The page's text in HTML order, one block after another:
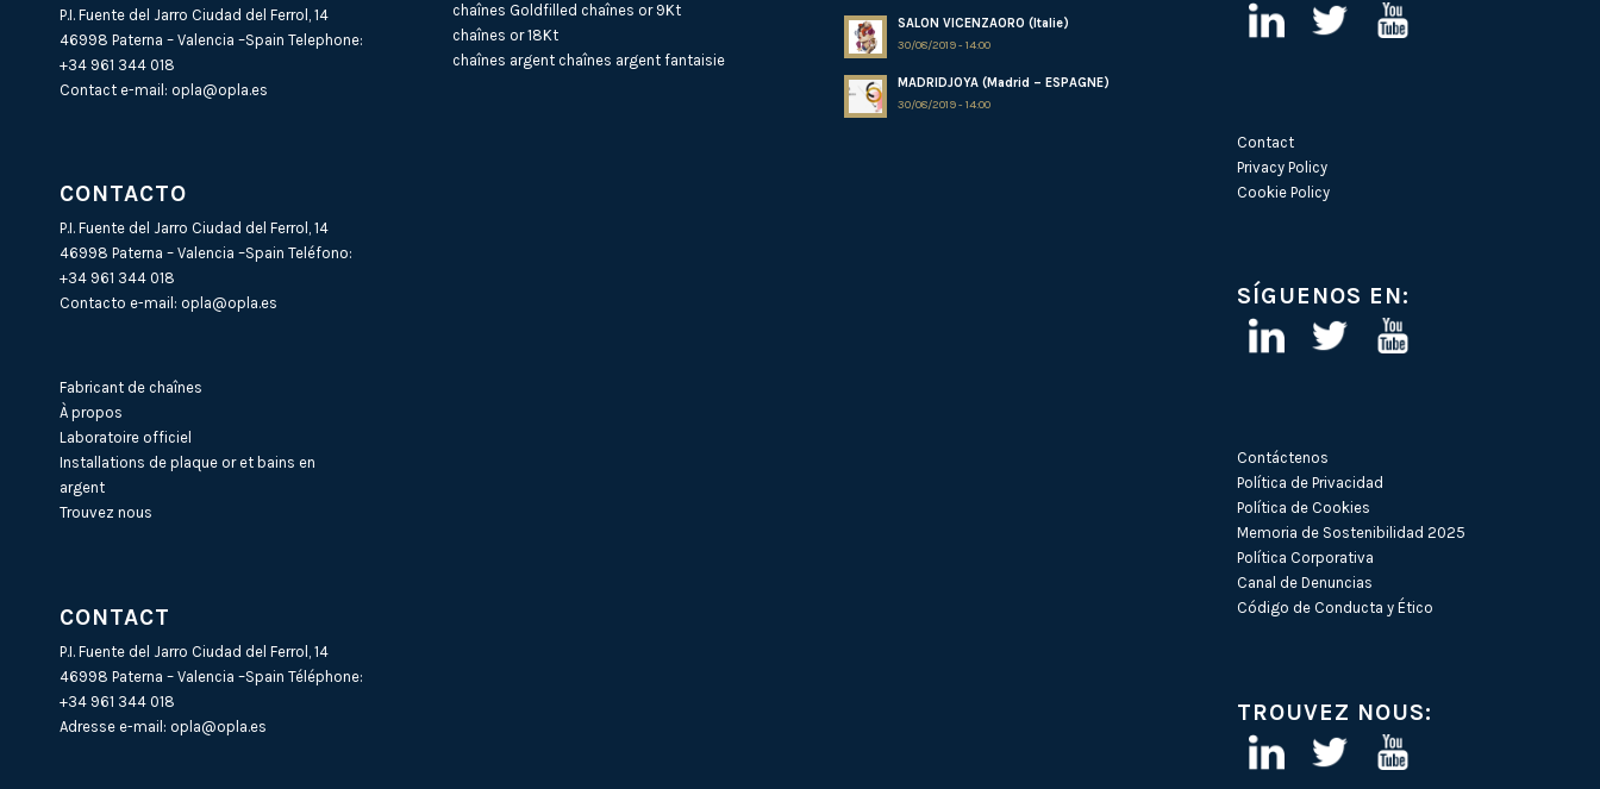
P.I. Fuente del Jarro Ciudad del Ferrol, 14
46998 Paterna – Valencia –Spain Telephone:
+34 961 344 018
Contact e-mail: opla@opla.es
CONTACTO
P.I. Fuente del Jarro Ciudad del Ferrol, 14
46998 Paterna – Valencia –Spain Teléfono:
+34 961 344 018
Contacto e-mail: opla@opla.es
Fabricant de chaînes
À propos
Laboratoire officiel
Installations de plaque or et bains en
argent
Trouvez nous
CONTACT
P.I. Fuente del Jarro Ciudad del Ferrol, 14
46998 Paterna – Valencia –Spain Téléphone:
+34 961 344 018
Adresse e-mail: opla@opla.es
chaînes Goldfilled chaînes or 9Kt
chaînes or 18Kt
chaînes argent chaînes argent fantaisie
SALON VICENZAORO (Italie)
30/08/2019 - 14:00
MADRIDJOYA (Madrid – ESPAGNE)
30/08/2019 - 14:00
Contact
Privacy Policy
Cookie Policy
SÍGUENOS EN:
Contáctenos
Política de Privacidad
Política de Cookies
Memoria de Sostenibilidad 2025
Política Corporativa
Canal de Denuncias
Código de Conducta y Ético
TROUVEZ NOUS: